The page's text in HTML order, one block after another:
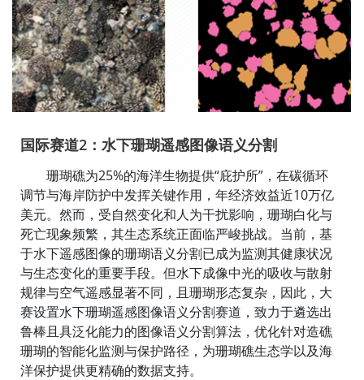
国际赛道2：水下珊瑚遥感图像语义分割
珊瑚礁为25%的海洋生物提供“庇护所”，在碳循环
调节与海岸防护中发挥关键作用，年经济效益近10万亿
美元。然而，受自然变化和人为干扰影响，珊瑚白化与
死亡现象频繁，其生态系统正面临严峻挑战。当前，基
于水下遥感图像的珊瑚语义分割已成为监测其健康状况
与生态变化的重要手段。但水下成像中光的吸收与散射
规律与空气遥感显著不同，且珊瑚形态复杂，因此，大
赛设置水下珊瑚遥感图像语义分割赛道，致力于遴选出
鲁棒且具泛化能力的图像语义分割算法，优化针对造礁
珊瑚的智能化监测与保护路径，为珊瑚礁生态学以及海
洋保护提供更精确的数据支持。